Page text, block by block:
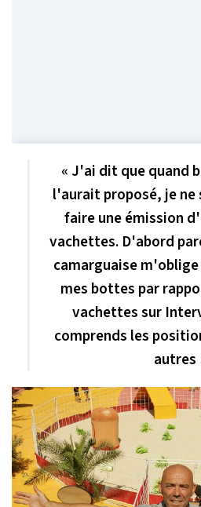
« J'ai dit que quand
l'aurait proposé, je ne
faire une émission
vachettes. D'abord
camarguaise
mes bottes par
vachettes sur
comprends les
autres